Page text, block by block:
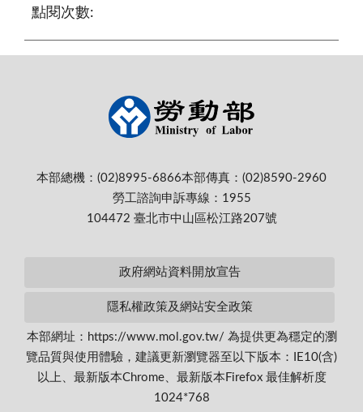
點閱次數:
本部總機：(02)8995-6866本部傳真：(02)8590-2960
勞工諮詢申訴專線：1955
104472 臺北市中山區松江路207號
政府網站資料開放宣告
隱私權政策及網站安全政策
本部網址：https://www.mol.gov.tw/ 為提供更為穩定的瀏
覽品質與使用體驗，建議更新瀏覽器至以下版本：IE10(含)
以上、最新版本Chrome、最新版本Firefox 最佳解析度
1024*768